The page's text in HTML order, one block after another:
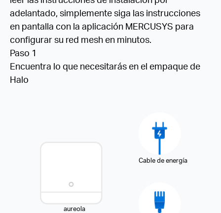
adelantado, simplemente siga las instrucciones
en pantalla con la aplicación MERCUSYS para
configurar su red mesh en minutos.
Paso 1
Encuentra lo que necesitarás en el empaque de
Halo
aureola
Cable de energía